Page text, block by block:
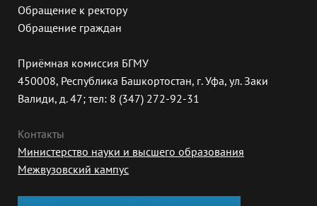
Обращение к ректору
Обращение граждан
Приёмная комиссия БГМУ
450008, Республика Башкортостан, г. Уфа, ул. Заки
Валиди, д. 47; тел: 8 (347) 272-92-31
Контакты
Министерство науки и высшего образования
Межвузовский кампус